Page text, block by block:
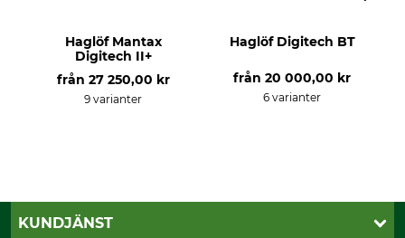
Haglöf Mantax
Digitech II+
från 27 250,00 kr
9 varianter
Haglöf Digitech BT
från 20 000,00 kr
6 varianter
KUNDJÄNST